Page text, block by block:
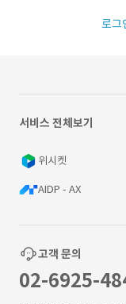
로그
서비스 전체보기
위시켓
AIDP - AX
고객 문의
02-6925-